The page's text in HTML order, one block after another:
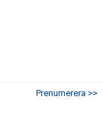
Prenumerera >>